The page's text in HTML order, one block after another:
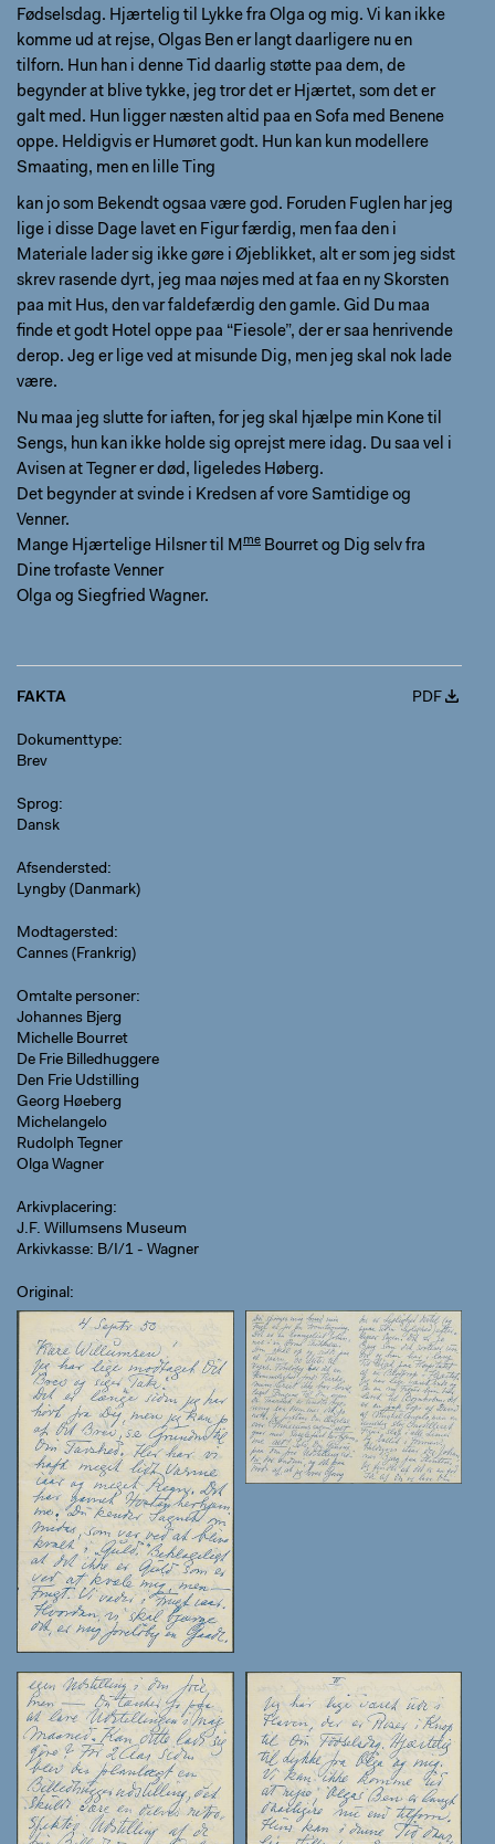
Fødselsdag. Hjærtelig til Lykke fra Olga og mig. Vi kan ikke
komme ud at rejse, Olgas Ben er langt daarligere nu en
tilforn. Hun han i denne Tid daarlig støtte paa dem, de
begynder at blive tykke, jeg tror det er Hjærtet, som det er
galt med. Hun ligger næsten altid paa en Sofa med Benene
oppe. Heldigvis er Humøret godt. Hun kan kun modellere
Smaating, men en lille Ting
kan jo som Bekendt ogsaa være god. Foruden Fuglen har jeg
lige i disse Dage lavet en Figur færdig, men faa den i
Materiale lader sig ikke gøre i Øjeblikket, alt er som jeg sidst
skrev rasende dyrt, jeg maa nøjes med at faa en ny Skorsten
paa mit Hus, den var faldefærdig den gamle. Gid Du maa
finde et godt Hotel oppe paa “Fiesole”, der er saa henrivende
derop. Jeg er lige ved at misunde Dig, men jeg skal nok lade
være.
Nu maa jeg slutte for iaften, for jeg skal hjælpe min Kone til
Sengs, hun kan ikke holde sig oprejst mere idag. Du saa vel i
Avisen at Tegner er død, ligeledes Høberg.
Det begynder at svinde i Kredsen af vore Samtidige og
Venner.
Mange Hjærtelige Hilsner til Mme Bourret og Dig selv fra
Dine trofaste Venner
Olga og Siegfried Wagner.
FAKTA PDF
Dokumenttype
Brev
Sprog
Dansk
Afsendersted
Lyngby (Danmark)
Modtagersted
Cannes (Frankrig)
Omtalte personer
Johannes Bjerg
Michelle Bourret
De Frie Billedhuggere
Den Frie Udstilling
Georg Høeberg
Michelangelo
Rudolph Tegner
Olga Wagner
Arkivplacering
J.F. Willumsens Museum
Arkivkasse: B/I/1 - Wagner
Original